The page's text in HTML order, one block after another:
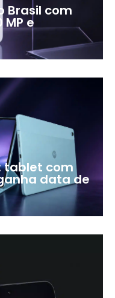
Brasil com
e
tablet com
data de